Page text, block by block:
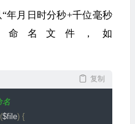
年月日时分秒+千位毫秒
名文件，如
复制
名
($file) {